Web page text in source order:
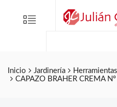
Menu
Inicio Jardinería
CAPAZO BRAHER CREMA
Folletos
Contacto